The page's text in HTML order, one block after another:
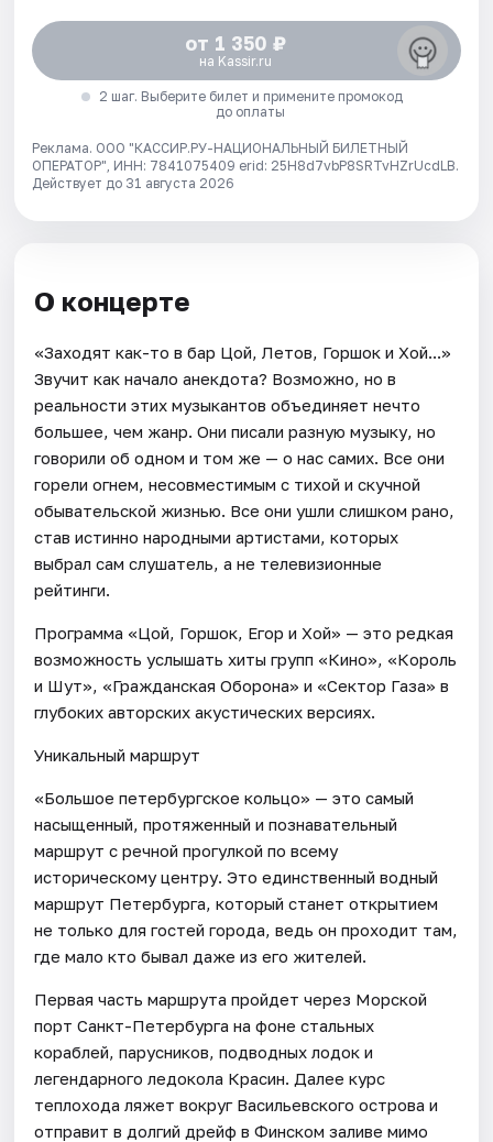
от 1 350 ₽
на Kassir.ru
2 шаг. Выберите билет и примените промокод
до оплаты
Реклама. ООО "КАССИР.РУ-НАЦИОНАЛЬНЫЙ БИЛЕТНЫЙ
ОПЕРАТОР", ИНН: 7841075409 erid: 25H8d7vbP8SRTvHZrUcdLB.
Действует до 31 августа 2026
О концерте
«Заходят как-то в бар Цой, Летов, Горшок и Хой...»
Звучит как начало анекдота? Возможно, но в
реальности этих музыкантов объединяет нечто
большее, чем жанр. Они писали разную музыку, но
говорили об одном и том же — о нас самих. Все они
горели огнем, несовместимым с тихой и скучной
обывательской жизнью. Все они ушли слишком рано,
став истинно народными артистами, которых
выбрал сам слушатель, а не телевизионные
рейтинги.
Программа «Цой, Горшок, Егор и Хой» — это редкая
возможность услышать хиты групп «Кино», «Король
и Шут», «Гражданская Оборона» и «Сектор Газа» в
глубоких авторских акустических версиях.
Уникальный маршрут
«Большое петербургское кольцо» — это самый
насыщенный, протяженный и познавательный
маршрут с речной прогулкой по всему
историческому центру. Это единственный водный
маршрут Петербурга, который станет открытием
не только для гостей города, ведь он проходит там,
где мало кто бывал даже из его жителей.
Первая часть маршрута пройдет через Морской
порт Санкт-Петербурга на фоне стальных
кораблей, парусников, подводных лодок и
легендарного ледокола Красин. Далее курс
теплохода ляжет вокруг Васильевского острова и
отправит в долгий дрейф в Финском заливе мимо